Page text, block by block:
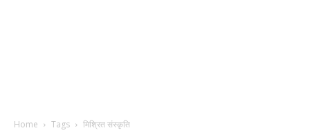
Home Tags मिश्रित संस्कृति